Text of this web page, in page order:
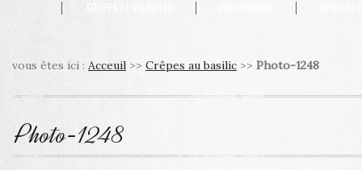
vous êtes ici : Acceuil >> Crêpes au basilic >> Photo-1248
Photo-1248